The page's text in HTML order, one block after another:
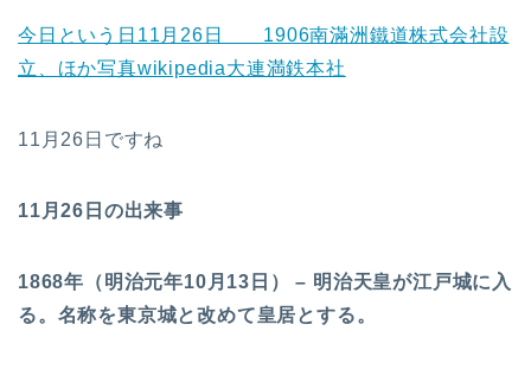
今日という日11月26日 1906南滿洲鐵道株式会社設
立、ほか写真wikipedia大連満鉄本社
11月26日ですね
11月26日の出来事
1868年（明治元年10月13日） – 明治天皇が江戸城に入
る。名称を東京城と改めて皇居とする。